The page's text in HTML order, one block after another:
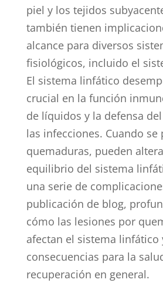
piel y los tejidos
también tienen
alcance para diversos
fisiológicos, incluido el
El sistema linfático
crucial en la función
de líquidos y la defensa
las infecciones. Cuando se
quemaduras, pueden
equilibrio del sistema
una serie de
publicación de blog,
cómo las lesiones por
afectan el sistema linfático
consecuencias para la
recuperación en general.